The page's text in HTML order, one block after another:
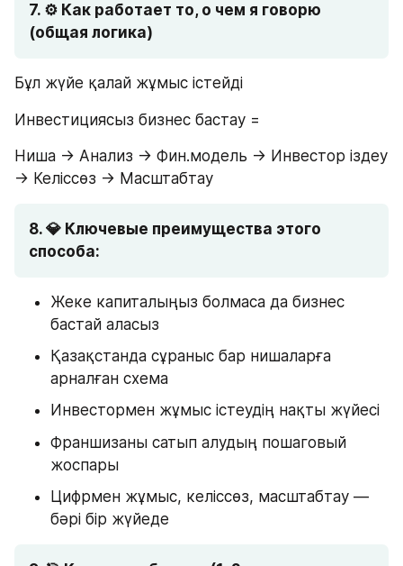
7. ⚙️ Как работает то, о чем я говорю
(общая логика)
Бұл жүйе қалай жұмыс істейді
Инвестициясыз бизнес бастау =
Ниша → Анализ → Фин.модель → Инвестор іздеу
→ Келіссөз → Масштабтау
8. 💎 Ключевые преимущества этого
способа:
Жеке капиталыңыз болмаса да бизнес
бастай аласыз
Қазақстанда сұраныс бар нишаларға
арналған схема
Инвестормен жұмыс істеудің нақты жүйесі
Франшизаны сатып алудың пошаговый
жоспары
Цифрмен жұмыс, келіссөз, масштабтау —
бәрі бір жүйеде